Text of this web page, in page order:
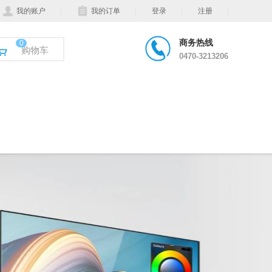
我的账户 我的订单 登录 注册
购物车
0 商务热线
0470-3213206